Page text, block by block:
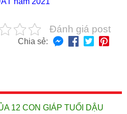
Đánh giá post
Chia sẻ:
12 CON GIÁP TUỔI DẬU